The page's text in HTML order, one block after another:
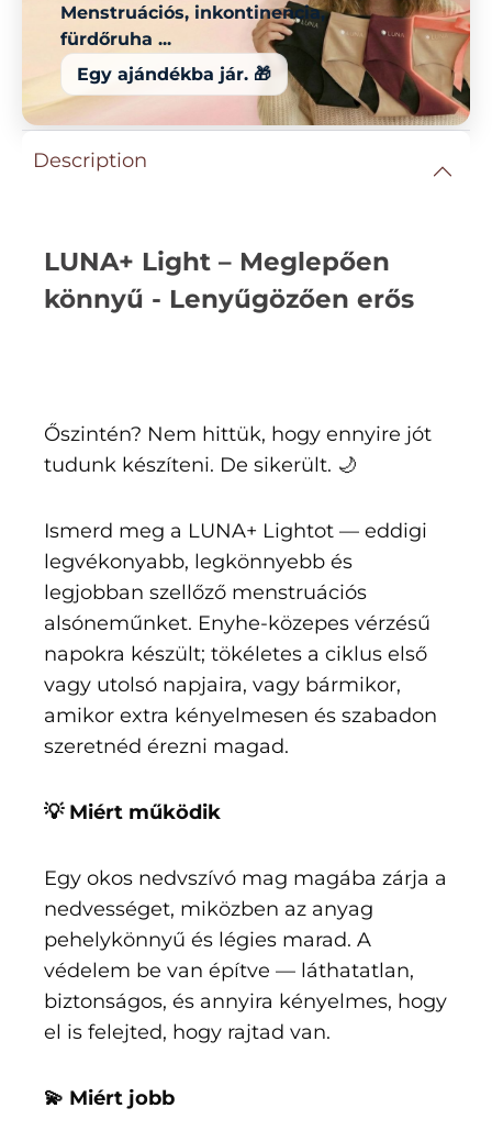
Menstruációs, inkontinencia,
fürdőruha ...
Egy ajándékba jár. 🎁
Description
LUNA+ Light – Meglepően
könnyű - Lenyűgözően erős
Őszintén? Nem hittük, hogy ennyire jót
tudunk készíteni. De sikerült. 🌙
Ismerd meg a LUNA+ Lightot — eddigi
legvékonyabb, legkönnyebb és
legjobban szellőző menstruációs
alsóneműnket. Enyhe-közepes vérzésű
napokra készült; tökéletes a ciklus első
vagy utolsó napjaira, vagy bármikor,
amikor extra kényelmesen és szabadon
szeretnéd érezni magad.
💡 Miért működik
Egy okos nedvszívó mag magába zárja a
nedvességet, miközben az anyag
pehelykönnyű és légies marad. A
védelem be van építve — láthatatlan,
biztonságos, és annyira kényelmes, hogy
el is felejted, hogy rajtad van.
💫 Miért jobb